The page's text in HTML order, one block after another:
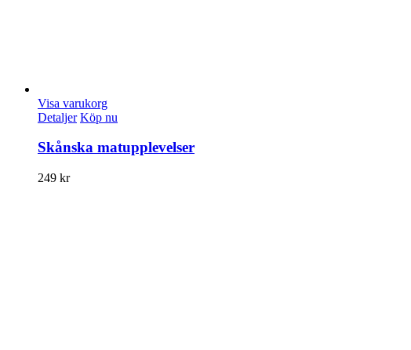
Visa varukorg
Detaljer Köp nu
Skånska matupplevelser
249 kr